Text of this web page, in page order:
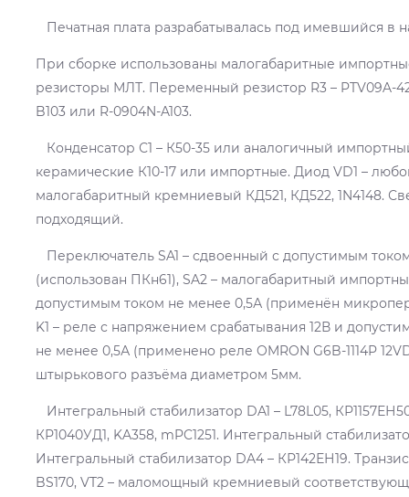
Печатная плата разрабатывалась под имевшийся в
При сборке использованы малогабаритные
резисторы МЛТ. Переменный резистор R3 – PTV09A-
B103 или R-0904N-A103.
Конденсатор С1 – К50-35 или аналогичный
керамические К10-17 или импортные. Диод VD1 –
малогабаритный кремниевый КД521, КД522, 1N4148.
подходящий.
Переключатель SA1 – сдвоенный с допустимым
(использован ПКн61), SA2 – малогабаритный
допустимым током не менее 0,5А (применён
K1 – реле с напряжением срабатывания 12В и
не менее 0,5А (применено реле OMRON G6B-1114P
штырькового разъёма диаметром 5мм.
Интегральный стабилизатор DA1 – L78L05,
КР1040УД1, KA358, mPC1251. Интегральный
Интегральный стабилизатор DA4 – КР142ЕН19.
BS170, VT2 – маломощный кремниевый